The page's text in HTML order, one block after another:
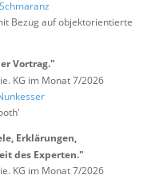
Bezug auf objektorientierte
Vortrag."
KG im Monat 7/2026
Erklärungen,
des Experten."
KG im Monat 7/2026